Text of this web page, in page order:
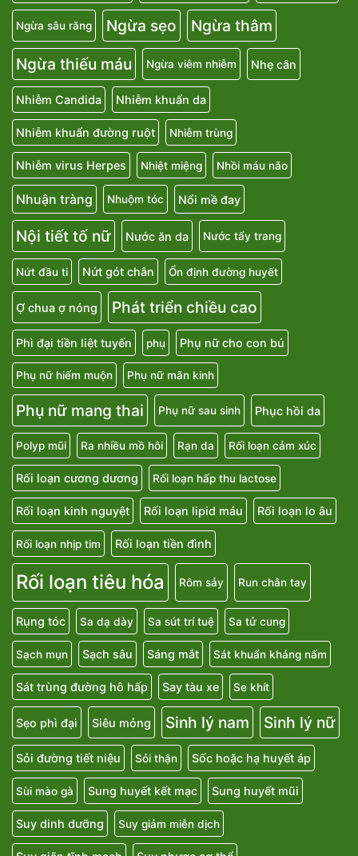
Ngừa sâu răng Ngừa sẹo
Ngừa thâm
Ngừa thiếu máu
Ngừa viêm nhiễm Nhẹ cân
Nhiễm Candida Nhiễm khuẩn da
Nhiễm khuẩn đường ruột Nhiễm trùng
Nhiễm virus Herpes Nhiệt miệng Nhồi máu não
Nhuận tràng Nhuộm tóc Nổi mề đay
Nội tiết tố nữ Nước ăn da Nước tẩy trang
Nứt đầu ti Nứt gót chân Ổn định đường huyết
Ợ chua ợ nóng Phát triển chiều cao
Phì đại tiền liệt tuyến phụ Phụ nữ cho con bú
Phụ nữ hiếm muộn Phụ nữ mãn kinh
Phụ nữ mang thai Phụ nữ sau sinh Phục hồi da
Polyp mũi Ra nhiều mồ hôi Rạn da Rối loạn cảm xúc
Rối loạn cương dương Rối loạn hấp thu lactose
Rối loạn kinh nguyệt Rối loạn lipid máu Rối loạn lo âu
Rối loạn nhịp tim Rối loạn tiền đình
Rối loạn tiêu hóa Rôm sảy Run chân tay
Rụng tóc Sa dạ dày Sa sút trí tuệ Sa tử cung
Sạch mụn Sạch sâu Sáng mắt Sát khuẩn kháng nấm
Sát trùng đường hô hấp Say tàu xe Se khít
Sẹo phì đại Siêu mỏng Sinh lý nam Sinh lý nữ
Sỏi đường tiết niệu Sỏi thận Sốc hoặc hạ huyết áp
Sùi mào gà Sung huyết kết mạc Sung huyết mũi
Suy dinh dưỡng Suy giảm miễn dịch